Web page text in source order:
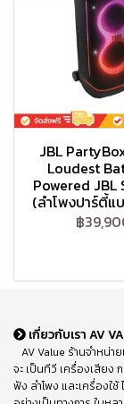
JBL
Loudest
Powered JBL
(ลำโพงปาร์ตี้
฿
เกี่ยวกับเรา AV
AV Value ร้านจำหน่
จะ เป็นทีวี เครื่องเสียง
ฟัง ลำโพง และเครื่องใ